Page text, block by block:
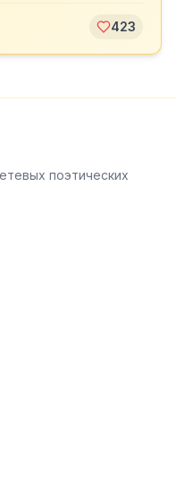
423
поэтических